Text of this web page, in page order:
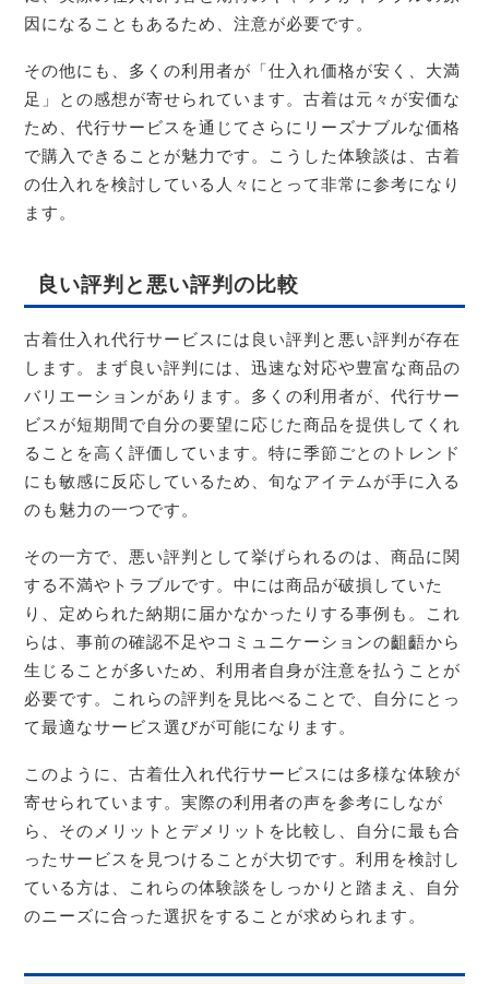
因になることもあるため、注意が必要です。
その他にも、多くの利用者が「仕入れ価格が安く、大満
足」との感想が寄せられています。古着は元々が安価な
ため、代行サービスを通じてさらにリーズナブルな価格
で購入できることが魅力です。こうした体験談は、古着
の仕入れを検討している人々にとって非常に参考になり
ます。
良い評判と悪い評判の比較
古着仕入れ代行サービスには良い評判と悪い評判が存在
します。まず良い評判には、迅速な対応や豊富な商品の
バリエーションがあります。多くの利用者が、代行サー
ビスが短期間で自分の要望に応じた商品を提供してくれ
ることを高く評価しています。特に季節ごとのトレンド
にも敏感に反応しているため、旬なアイテムが手に入る
のも魅力の一つです。
その一方で、悪い評判として挙げられるのは、商品に関
する不満やトラブルです。中には商品が破損していた
り、定められた納期に届かなかったりする事例も。これ
らは、事前の確認不足やコミュニケーションの齟齬から
生じることが多いため、利用者自身が注意を払うことが
必要です。これらの評判を見比べることで、自分にとっ
て最適なサービス選びが可能になります。
このように、古着仕入れ代行サービスには多様な体験が
寄せられています。実際の利用者の声を参考にしなが
ら、そのメリットとデメリットを比較し、自分に最も合
ったサービスを見つけることが大切です。利用を検討し
ている方は、これらの体験談をしっかりと踏まえ、自分
のニーズに合った選択をすることが求められます。